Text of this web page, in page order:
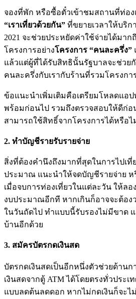
จองที่พัก หรือซื้อตั๋วเข้าชมสถานที่ท่อง
“เราเที่ยวด้วยกัน” ที่ขยายเวลาให้บริก
2021 จะช่วยประหยัดค่าใช้จ่ายได้มาก
โครงการอย่างโครงการ “คนละครึ่ง”
แล้วแต่ผู้ที่ได้รับสิทธินั้นรัฐบาลจะช่วย
คนละครึ่งกับเรากับร้านที่รวมโครงกา
ข้อแนะนำเพิ่มเติมคือเตรียมโหลดแอป
พร้อมก่อนไป รวมถึงตรวจสอบให้ดีก่
สามารถใช้สิทธิ์จากโครงการได้หรือไ
2. ทำบัญชีรายรับรายจ่าย
สิ่งที่ต้องคำนึงถึงมากที่สุดในการไปเที่
ประมาณ แนะนำให้จดบัญชีรายจ่าย ห
เมื่อจบการท่องเที่ยวในแต่ละวัน ให้ล
งบประมาณอีกที หากเกินก็อาจจะต้อง
ในวันถัดไป ทำแบบนี้รับรองไม่มีขาด แ
บ้านอีกด้วย
3. สมัครบัตรกดเงินสด
บัตรกดเงินสดเป็นอีกหนึ่งตัวช่วยด้านก
เงินสดจากตู้ ATM ได้โดยตรงทั่วประเ
แบบลดต้นลดดอก หากไม่กดเงินก็จะไม่